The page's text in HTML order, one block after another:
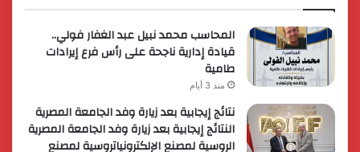
المحاسب محمد نبيل عبد الغفار فولي..
قيادة إدارية ناجحة على رأس فرع إيرادات
طامية
منذ 3 أيام
نتائج إيجابية بعد زيارة وفد الجامعة المصرية
النتائج إيجابية بعد زيارة وفد الجامعة المصرية
الروسية لمصنع الإلكترونياتروسية لمصنع